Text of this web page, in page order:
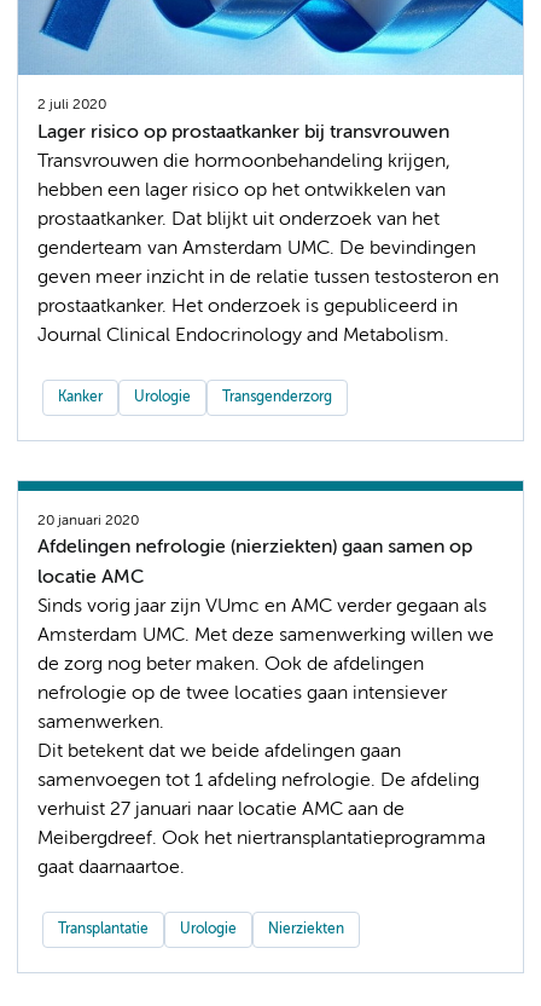
2 juli 2020
Lager risico op prostaatkanker bij transvrouwen
Transvrouwen die hormoonbehandeling krijgen,
hebben een lager risico op het ontwikkelen van
prostaatkanker. Dat blijkt uit onderzoek van het
genderteam van Amsterdam UMC. De bevindingen
geven meer inzicht in de relatie tussen testosteron en
prostaatkanker. Het onderzoek is gepubliceerd in
Journal Clinical Endocrinology and Metabolism.
Kanker Urologie Transgenderzorg
20 januari 2020
Afdelingen nefrologie (nierziekten) gaan samen op
locatie AMC
Sinds vorig jaar zijn VUmc en AMC verder gegaan als
Amsterdam UMC. Met deze samenwerking willen we
de zorg nog beter maken. Ook de afdelingen
nefrologie op de twee locaties gaan intensiever
samenwerken.
Dit betekent dat we beide afdelingen gaan
samenvoegen tot 1 afdeling nefrologie. De afdeling
verhuist 27 januari naar locatie AMC aan de
Meibergdreef. Ook het niertransplantatieprogramma
gaat daarnaartoe.
Transplantatie Urologie Nierziekten